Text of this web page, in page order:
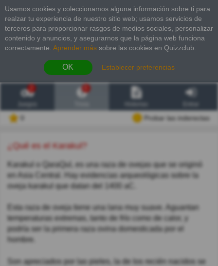
Usamos cookies y coleccionamos alguna información sobre ti para
realzar tu experiencia de nuestro sitio web; usamos servicios de
terceros para proporcionar rasgos de medios sociales, personalizar
contenido y anuncios, y asegurarnos que la página web funciona
correctamente. Aprender más sobre las cookies en Quizzclub.
OK Establecer preferencias
2
Probar las inderectas
¿Qué es el Karakul?
Karakul o QaraQul, es una raza de ovejas que se originó
en Asia Central. Hay evidencias arqueológicas sobre la
oveja karakul que datan del 1400 aC.
Esta raza de oveja tiene una lana muy suave. Aguantan
temperaturas extremas, tanto de frío como de calor, y
podría ser la primera raza ovina domesticada por el
hombre.
Son apreciados por las pieles, la de los recién nacidos se